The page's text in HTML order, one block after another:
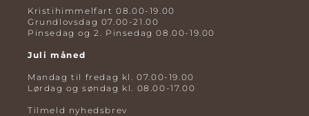
Kristihimmelfart 08.00-19.00
Grundlovsdag 07.00-21.00
Pinsedag og 2. Pinsedag 08.00-19.00
Juli måned
Mandag til fredag kl. 07.00-19.00
Lørdag og søndag kl. 08.00-17.00
Tilmeld nyhedsbrev